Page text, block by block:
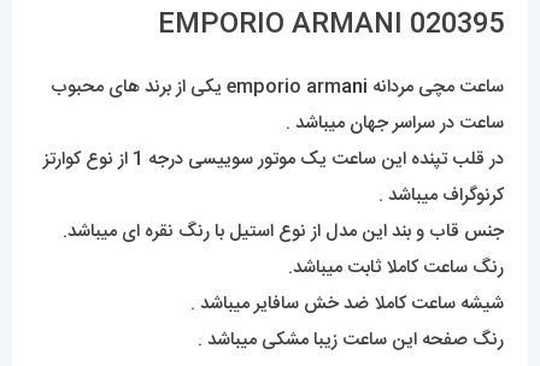
020395 EMPORIO ARMANI
ساعت مچی مردانه emporio arm ani
یکی از برند های محبوب
ساعت در سراسر جهان میباشد .
در قلب تپنده این ساعت یک موتور سوییسی درجه 1 از نوع کوارتز
کرنوگراف میباشد .
جنس قاب و بند این مدل از نوع استیل با رنگ نقره ای میباشد.
رنگ ساعت کاملا ثابت میباشد.
شیشه ساعت کاملا ضد خش سافایر میباشد .
رنگ صفحه این ساعت زیبا مشکی میباشد .